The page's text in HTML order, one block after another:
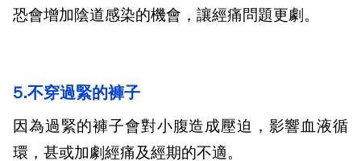
恐會增加陰道感染的機會，讓經痛問題更劇。
5.不穿過緊的褲子
因為過緊的褲子會對小腹造成壓迫，影響血液循
環，甚或加劇經痛及經期的不適。